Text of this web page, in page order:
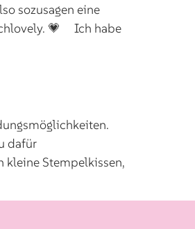
sozusagen eine
💗 Ich habe
dafür
kleine Stempelkissen,